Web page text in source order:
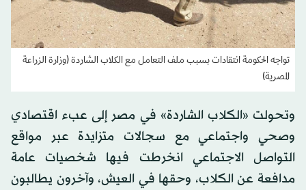
تواجه الحكومة انتقادات بسبب ملف التعامل مع الكلاب الشاردة (وزارة الزراعة
المصرية)
وتحولت «الكلاب الشاردة» في مصر إلى عبء اقتصادي
وصحي واجتماعي مع سجالات متزايدة عبر مواقع
التواصل الاجتماعي انخرطت فيها شخصيات عامة
مدافعة عن الكلاب، وحقها في العيش، وآخرون يطالبون